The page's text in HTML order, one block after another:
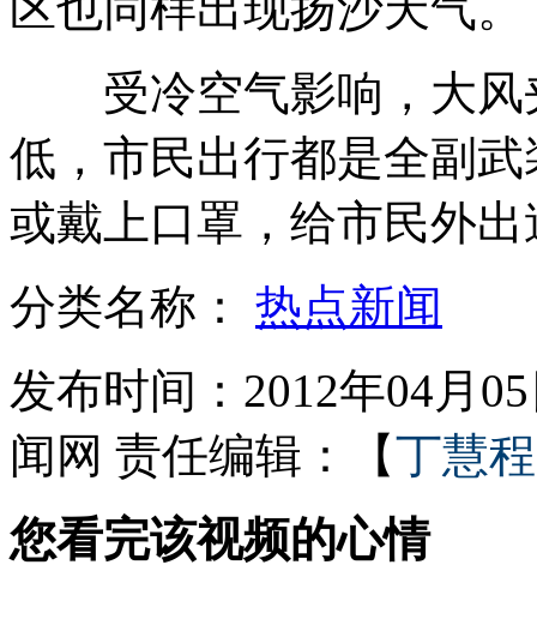
沈阳：12家别墅一夜被偷 路灯“碰巧”都坏
美国遭龙卷风冰雹袭击
山西运城恶犬咬伤多人 警民合力深夜将其击毙
女孩北京地铁殴打老人 痛下狠手拳打脚踢
无痛分娩是否安全 医生回应
受冷空气影响，大风
低，市民出行都是全副
或戴上口罩，给市民外
分类名称： 热点新闻
发布时间：2012年04月
闻网 责任编辑：【丁慧程
您看完该视频的心情